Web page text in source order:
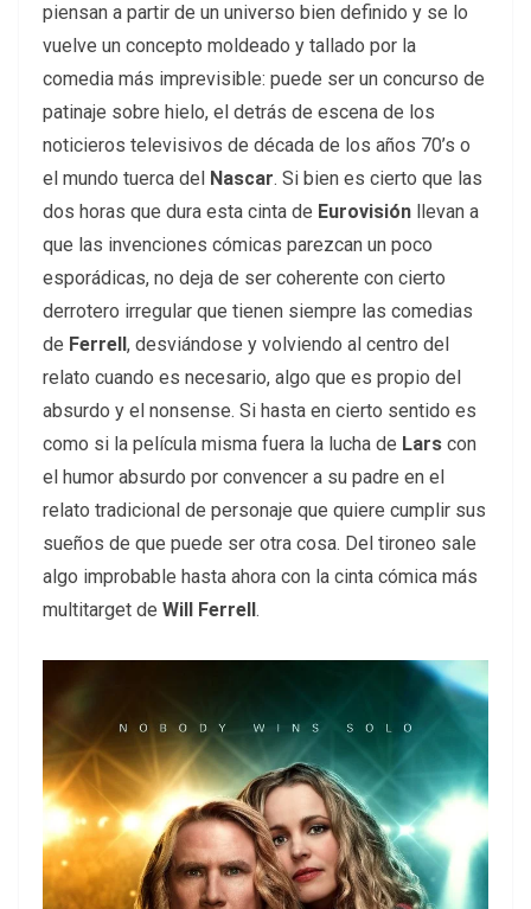
piensan a partir de un universo bien definido y se lo
vuelve un concepto moldeado y tallado por la
comedia más imprevisible: puede ser un concurso de
patinaje sobre hielo, el detrás de escena de los
noticieros televisivos de década de los años 70’s o
el mundo tuerca del Nascar. Si bien es cierto que las
dos horas que dura esta cinta de Eurovisión llevan a
que las invenciones cómicas parezcan un poco
esporádicas, no deja de ser coherente con cierto
derrotero irregular que tienen siempre las comedias
de Ferrell, desviándose y volviendo al centro del
relato cuando es necesario, algo que es propio del
absurdo y el nonsense. Si hasta en cierto sentido es
como si la película misma fuera la lucha de Lars con
el humor absurdo por convencer a su padre en el
relato tradicional de personaje que quiere cumplir sus
sueños de que puede ser otra cosa. Del tironeo sale
algo improbable hasta ahora con la cinta cómica más
multitarget de Will Ferrell.